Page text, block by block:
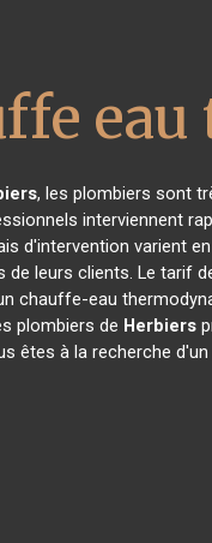
, les plombiers sont
interviennent
d'intervention varient
de leurs clients. Le tarif
chauffe-eau
plombiers de Herbiers
êtes à la recherche